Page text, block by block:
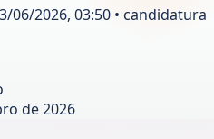
06/2026, 03:50 • candidatura
de 2026